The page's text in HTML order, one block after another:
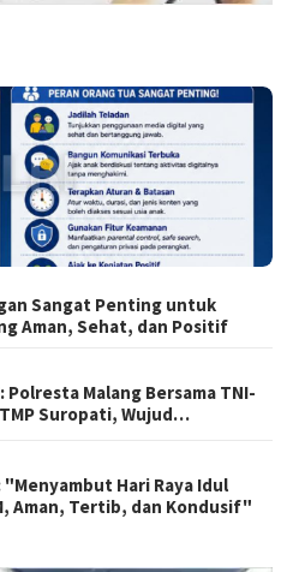
Sangat Penting untuk
Aman, Sehat, dan Positif
Polresta Malang Bersama TNI-
Suropati, Wujud
Hari Raya Idul
Aman, Tertib, dan Kondusif"